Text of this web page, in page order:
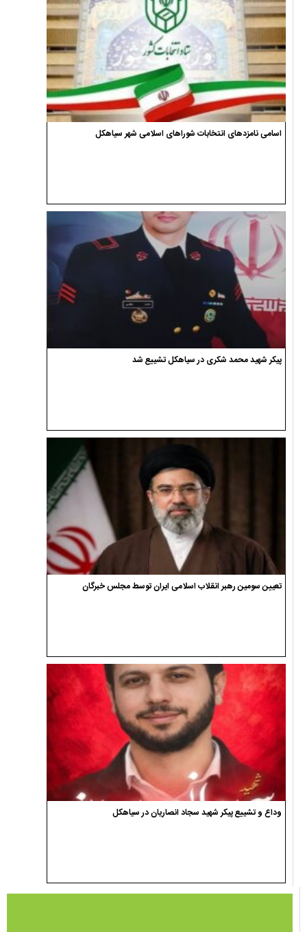
اسامی نامزدهای انتخابات شوراهای اسلامی شهر سیاهکل
پیکر شهید محمد شکری در سیاهکل تشییع شد
تعیین سومین رهبر انقلاب اسلامی ایران توسط مجلس خبرگان
وداع و تشییع پیکر شهید سجاد انصاریان در سیاهکل